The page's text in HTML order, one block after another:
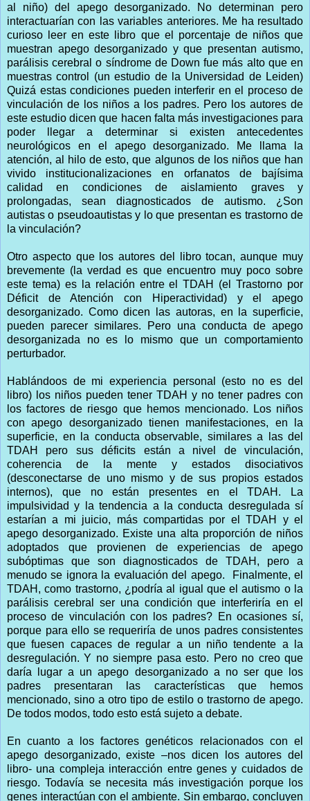
al niño) del apego desorganizado. No determinan pero
interactuarían con las variables anteriores. Me ha resultado
curioso leer en este libro que el porcentaje de niños que
muestran apego desorganizado y que presentan autismo,
parálisis cerebral o síndrome de Down fue más alto que en
muestras control (un estudio de la Universidad de Leiden)
Quizá estas condiciones pueden interferir en el proceso de
vinculación de los niños a los padres. Pero los autores de
este estudio dicen que hacen falta más investigaciones para
poder llegar a determinar si existen antecedentes
neurológicos en el apego desorganizado. Me llama la
atención, al hilo de esto, que algunos de los niños que han
vivido institucionalizaciones en orfanatos de bajísima
calidad en condiciones de aislamiento graves y
prolongadas, sean diagnosticados de autismo. ¿Son
autistas o pseudoautistas y lo que presentan es trastorno de
la vinculación?
Otro aspecto que los autores del libro tocan, aunque muy
brevemente (la verdad es que encuentro muy poco sobre
este tema) es la relación entre el TDAH (el Trastorno por
Déficit de Atención con Hiperactividad) y el apego
desorganizado. Como dicen las autoras, en la superficie,
pueden parecer similares. Pero una conducta de apego
desorganizada no es lo mismo que un comportamiento
perturbador.
Hablándoos de mi experiencia personal (esto no es del
libro) los niños pueden tener TDAH y no tener padres con
los factores de riesgo que hemos mencionado. Los niños
con apego desorganizado tienen manifestaciones, en la
superficie, en la conducta observable, similares a las del
TDAH pero sus déficits están a nivel de vinculación,
coherencia de la mente y estados disociativos
(desconectarse de uno mismo y de sus propios estados
internos), que no están presentes en el TDAH. La
impulsividad y la tendencia a la conducta desregulada sí
estarían a mi juicio, más compartidas por el TDAH y el
apego desorganizado. Existe una alta proporción de niños
adoptados que provienen de experiencias de apego
subóptimas que son diagnosticados de TDAH, pero a
menudo se ignora la evaluación del apego. Finalmente, el
TDAH, como trastorno, ¿podría al igual que el autismo o la
parálisis cerebral ser una condición que interferiría en el
proceso de vinculación con los padres? En ocasiones sí,
porque para ello se requeriría de unos padres consistentes
que fuesen capaces de regular a un niño tendente a la
desregulación. Y no siempre pasa esto. Pero no creo que
daría lugar a un apego desorganizado a no ser que los
padres presentaran las características que hemos
mencionado, sino a otro tipo de estilo o trastorno de apego.
De todos modos, todo esto está sujeto a debate.
En cuanto a los factores genéticos relacionados con el
apego desorganizado, existe –nos dicen los autores del
libro- una compleja interacción entre genes y cuidados de
riesgo. Todavía se necesita más investigación porque los
genes interactúan con el ambiente. Sin embargo, concluyen